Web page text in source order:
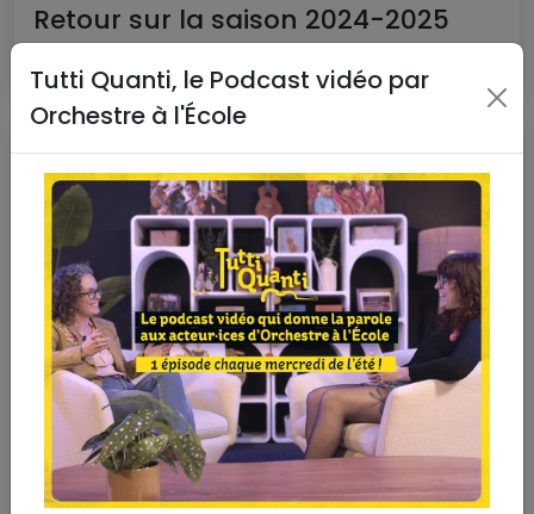
Retour sur la saison 2024-2025
Tutti Quanti, le Podcast vidéo par
Orchestre à l'École